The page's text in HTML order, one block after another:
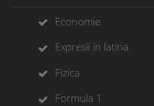
Economie
Expresii in latina
Fizica
Formula 1